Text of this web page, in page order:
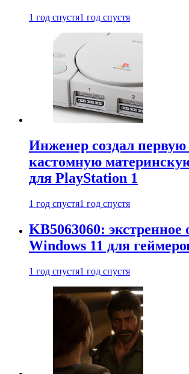
1 год спустя1 год спустя
Инженер создал
кастомную
для PlayStation 1
1 год спустя1 год спустя
KB5063060: экстренное
Windows 11 для
1 год спустя1 год спустя